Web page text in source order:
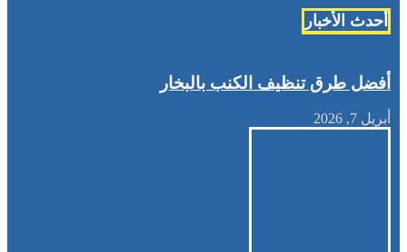
أحدث الأخبار
أفضل طرق تنظيف الكنب بالبخار
أبريل 7, 2026